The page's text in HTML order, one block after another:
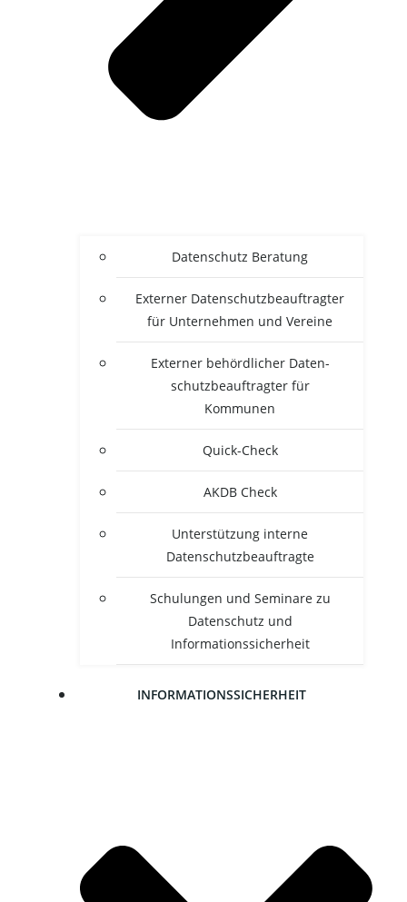
Daten­schutz Beratung
Exter­ner Daten­schutz­be­auf­trag­ter
für Unter­neh­men und Vereine
Exter­ner behörd­li­cher Daten­
schutz­be­auf­trag­ter für
Kommunen
Quick-Check
AKDB Check
Unter­stüt­zung inter­ne
Datenschutzbeauftragte
Schu­lun­gen und Semi­na­re zu
Daten­schutz und
Informationssicherheit
INFOR­MA­TI­ONS­SI­CHER­HEIT